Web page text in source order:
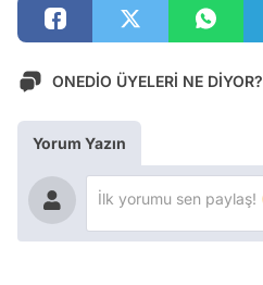
ONEDİO ÜYELERİ NE DİYOR?
Yorum Yazın